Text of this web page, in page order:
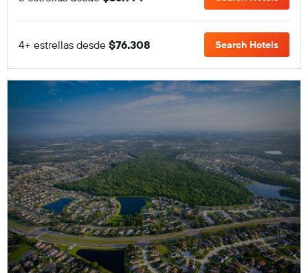
4+ estrellas desde $76.308 Search Hotels